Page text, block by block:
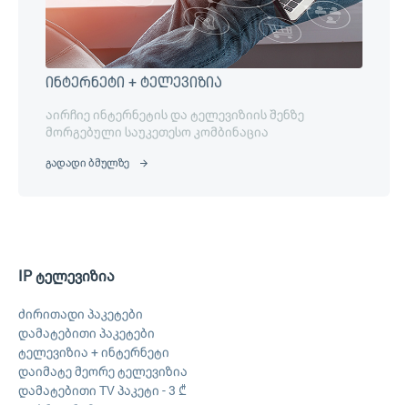
ინტერნეტი + ტელევიზია
აირჩიე ინტერნეტის და ტელევიზიის შენზე
მორგებული საუკეთესო კომბინაცია
გადადი ბმულზე
IP ტელევიზია
ძირითადი პაკეტები
დამატებითი პაკეტები
ტელევიზია + ინტერნეტი
დაიმატე მეორე ტელევიზია
დამატებითი TV პაკეტი - 3 ₾